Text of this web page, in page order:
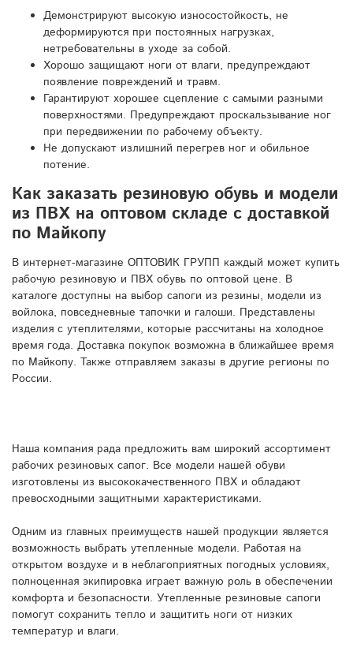
Демонстрируют высокую износостойкость, не
деформируются при постоянных нагрузках,
нетребовательны в уходе за собой.
Хорошо защищают ноги от влаги, предупреждают
появление повреждений и травм.
Гарантируют хорошее сцепление с самыми разными
поверхностями. Предупреждают проскальзывание ног
при передвижении по рабочему объекту.
Не допускают излишний перегрев ног и обильное
потение.
Как заказать резиновую обувь и модели
из ПВХ на оптовом складе с доставкой
по Майкопу
В интернет-магазине ОПТОВИК ГРУПП каждый может купить
рабочую резиновую и ПВХ обувь по оптовой цене. В
каталоге доступны на выбор сапоги из резины, модели из
войлока, повседневные тапочки и галоши. Представлены
изделия с утеплителями, которые рассчитаны на холодное
время года. Доставка покупок возможна в ближайшее время
по Майкопу. Также отправляем заказы в другие регионы по
России.
Наша компания рада предложить вам широкий ассортимент
рабочих резиновых сапог. Все модели нашей обуви
изготовлены из высококачественного ПВХ и обладают
превосходными защитными характеристиками.
Одним из главных преимуществ нашей продукции является
возможность выбрать утепленные модели. Работая на
открытом воздухе и в неблагоприятных погодных условиях,
полноценная экипировка играет важную роль в обеспечении
комфорта и безопасности. Утепленные резиновые сапоги
помогут сохранить тепло и защитить ноги от низких
температур и влаги.